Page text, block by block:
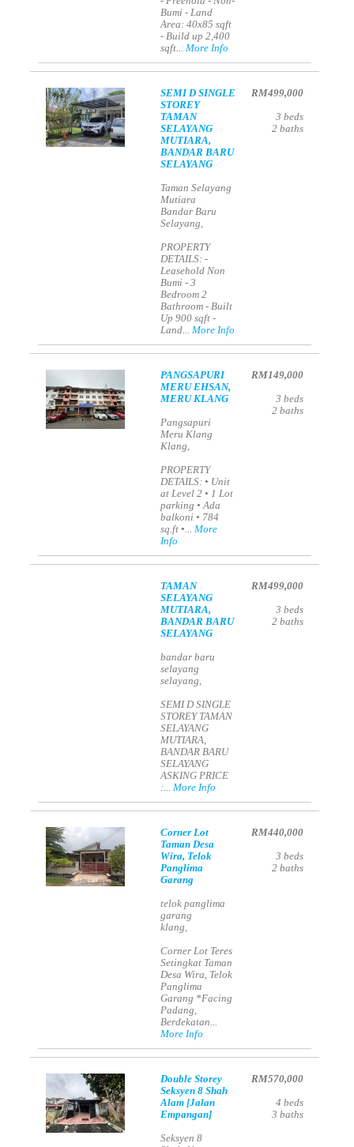
Bumi - Land
Area: 40x85 sqft
- Build up 2,400
sqft...More Info
SEMI D SINGLE
STOREY
TAMAN
SELAYANG
MUTIARA,
BANDAR BARU
SELAYANG
Taman Selayang
Mutiara
Bandar Baru
Selayang,
PROPERTY
DETAILS: -
Leasehold Non
Bumi - 3
Bedroom 2
Bathroom - Built
Up 900 sqft -
Land...More Info
RM499,000
3 beds
2 baths
PANGSAPURI
MERU EHSAN,
MERU KLANG
Pangsapuri
Meru Klang
Klang,
PROPERTY
DETAILS: • Unit
at Level 2 • 1 Lot
parking • Ada
balkoni • 784
sq.ft •...More
Info
RM149,000
3 beds
2 baths
TAMAN
SELAYANG
MUTIARA,
BANDAR BARU
SELAYANG
bandar baru
selayang
selayang,
SEMI D SINGLE
STOREY TAMAN
SELAYANG
MUTIARA,
BANDAR BARU
SELAYANG
ASKING PRICE
:...More Info
RM499,000
3 beds
2 baths
Corner Lot
Taman Desa
Wira, Telok
Panglima
Garang
telok panglima
garang
klang,
Corner Lot Teres
Setingkat Taman
Desa Wira, Telok
Panglima
Garang *Facing
Padang,
Berdekatan...
More Info
RM440,000
3 beds
2 baths
Double Storey
Seksyen 8 Shah
Alam [Jalan
Empangan]
Seksyen 8
RM570,000
4 beds
3 baths